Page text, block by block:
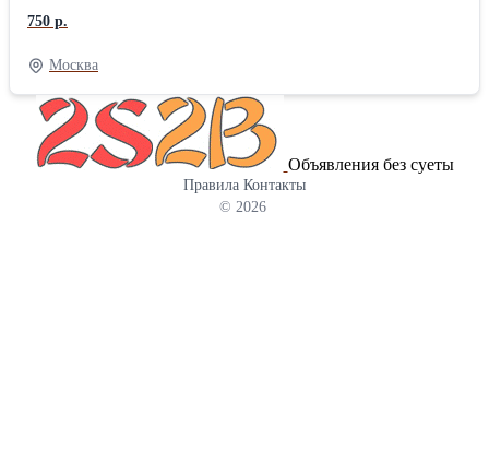
радиоэлектронной аппаратуры и различной техники бытового и
промышленного применения. Напряжение 220-240V Размер
750 р.
Москва
Объявления без суеты
Правила Контакты
© 2026